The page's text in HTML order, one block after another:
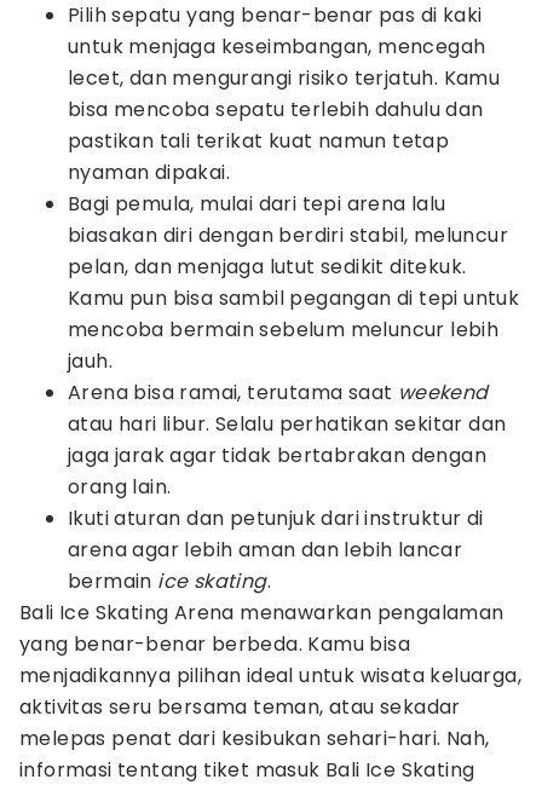
Pilih sepatu yang benar-benar pas di kaki
untuk menjaga keseimbangan, mencegah
lecet, dan mengurangi risiko terjatuh. Kamu
bisa mencoba sepatu terlebih dahulu dan
pastikan tali terikat kuat namun tetap
nyaman dipakai.
Bagi pemula, mulai dari tepi arena lalu
biasakan diri dengan berdiri stabil, meluncur
pelan, dan menjaga lutut sedikit ditekuk.
Kamu pun bisa sambil pegangan di tepi untuk
mencoba bermain sebelum meluncur lebih
jauh.
Arena bisa ramai, terutama saat weekend
atau hari libur. Selalu perhatikan sekitar dan
jaga jarak agar tidak bertabrakan dengan
orang lain.
Ikuti aturan dan petunjuk dari instruktur di
arena agar lebih aman dan lebih lancar
bermain ice skating.
Bali Ice Skating Arena menawarkan pengalaman
yang benar-benar berbeda. Kamu bisa
menjadikannya pilihan ideal untuk wisata keluarga,
aktivitas seru bersama teman, atau sekadar
melepas penat dari kesibukan sehari-hari. Nah,
informasi tentang tiket masuk Bali Ice Skating